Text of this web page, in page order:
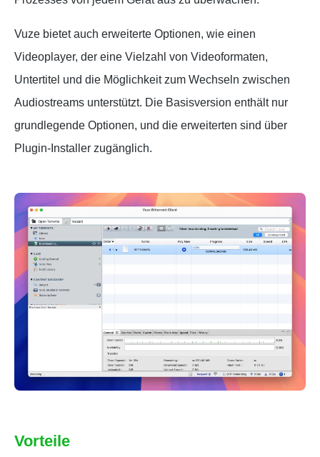
Vuze bietet auch erweiterte Optionen, wie einen
Videoplayer, der eine Vielzahl von Videoformaten,
Untertitel und die Möglichkeit zum Wechseln zwischen
Audiostreams unterstützt. Die Basisversion enthält nur
grundlegende Optionen, und die erweiterten sind über
Plugin-Installer zugänglich.
Vorteile